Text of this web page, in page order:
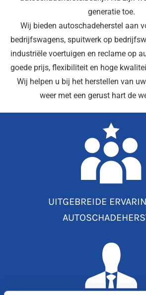
generatie toe.
Wij bieden autoschadeherstel aan
bedrijfswagens, spuitwerk op
industriële voertuigen en reclame op
goede prijs, flexibiliteit en hoge
Wij helpen u bij het herstellen van
weer met een gerust hart de
UITGEBREIDE